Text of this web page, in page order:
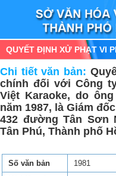
QUYẾT ĐỊNH XỬ PHẠT VI
Chi tiết văn bản:
chính đối với Công
Việt Karaoke, do
năm 1987, là Giám
432 đường Tân Sơn
Tân Phú, Thành phố
Số văn bản
1981